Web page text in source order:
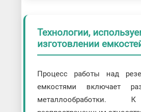
Технологии,
изготовлении
Процесс работы над
емкостями включает